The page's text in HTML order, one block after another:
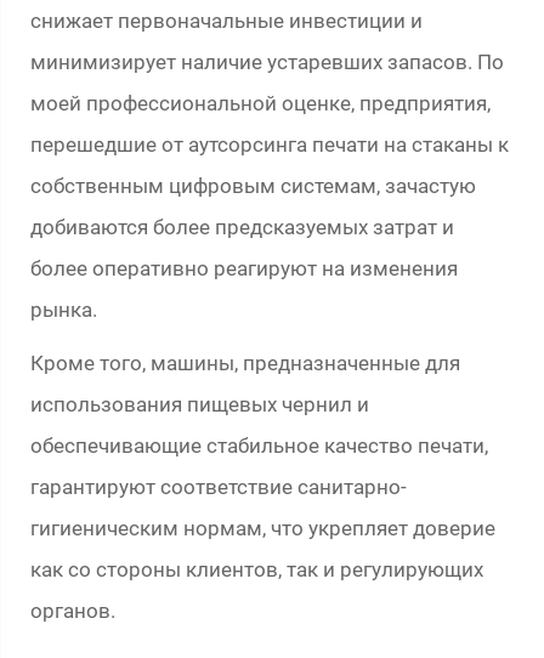
снижает первоначальные инвестиции и
минимизирует наличие устаревших запасов. По
моей профессиональной оценке, предприятия,
перешедшие от аутсорсинга печати на стаканы к
собственным цифровым системам, зачастую
добиваются более предсказуемых затрат и
более оперативно реагируют на изменения
рынка.
Кроме того, машины, предназначенные для
использования пищевых чернил и
обеспечивающие стабильное качество печати,
гарантируют соответствие санитарно-
гигиеническим нормам, что укрепляет доверие
как со стороны клиентов, так и регулирующих
органов.